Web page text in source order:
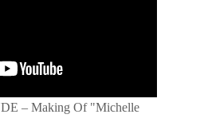
– Making Of "Michelle